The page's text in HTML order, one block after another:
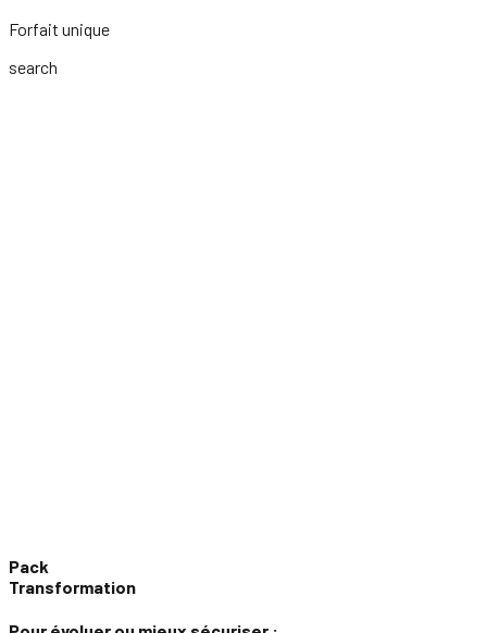
Forfait unique
search
Pack
Transformation